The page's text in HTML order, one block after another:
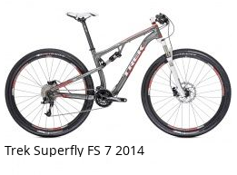
Trek Superfly FS 7 2014